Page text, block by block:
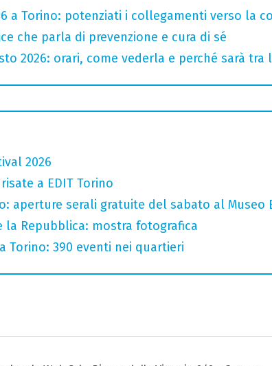
a Torino: potenziati i collegamenti verso la
che parla di prevenzione e cura di sé
2026: orari, come vederla e perché sarà
2026
a EDIT Torino
aperture serali gratuite del sabato al Museo
la Repubblica: mostra fotografica
Torino: 390 eventi nei quartieri